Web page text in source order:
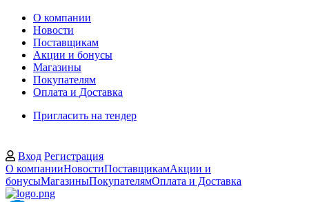
О компании
Новости
Поставщикам
Акции и бонусы
Магазины
Покупателям
Оплата и Доставка
Пригласить на тендер
Вход Регистрация
О компанииНовостиПоставщикамАкции и
бонусыМагазиныПокупателямОплата и Доставка